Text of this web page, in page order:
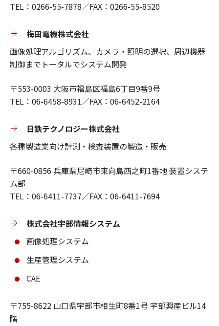
​TEL：0266-55-7878／FAX：0266-55-8520
梅田電機株式会社
画像処理アルゴリズム、カメラ・照明の選択、周辺機器
制御までトータルでシステム開発
〒553-0003 大阪市福島区福島6丁目9番9号
TEL：06-6458-8931／FAX：06-6452-2164
日鉄テクノロジー株式会社
各種製造業向け計測・検査装置の製造・販売
〒660-0856 兵庫県尼崎市東向島西之町1番地 装置システ
ム部
TEL：06-6411-7737／FAX：06-6411-7694
株式会社宇部情報システム
画像処理システム
生産管理システム
CAE
〒755-8622 山口県宇部市相生町8番1号 宇部興産ビル14
階